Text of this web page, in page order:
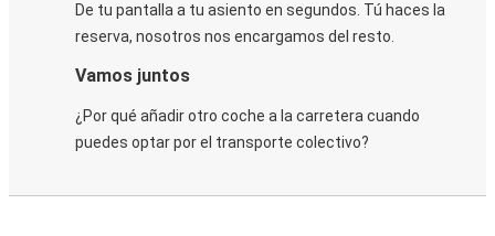
De tu pantalla a tu asiento en segundos. Tú haces la
reserva, nosotros nos encargamos del resto.
Vamos juntos
¿Por qué añadir otro coche a la carretera cuando
puedes optar por el transporte colectivo?